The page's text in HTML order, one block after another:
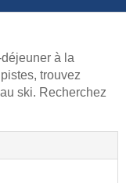
à la
trouvez
ski. Recherchez